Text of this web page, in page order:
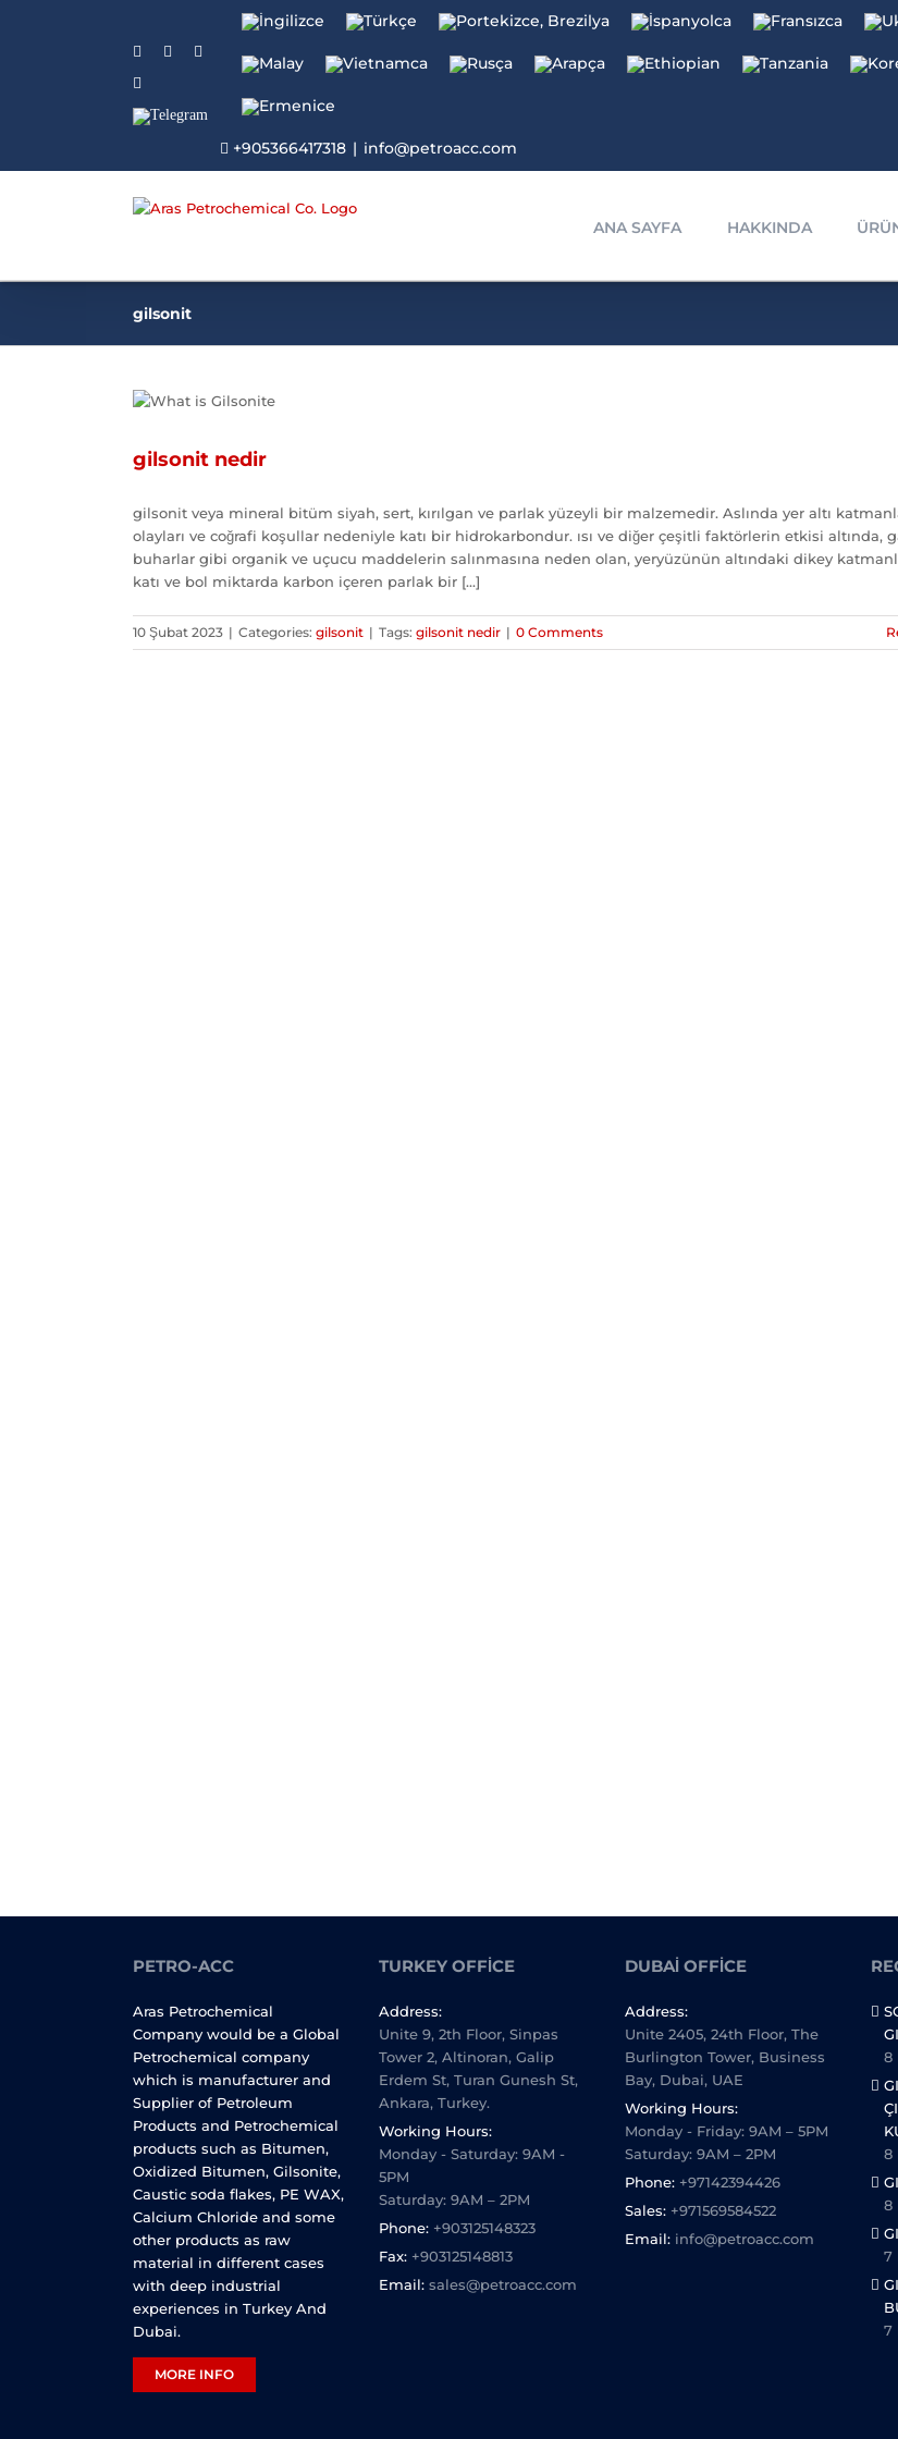
Facebook
Twitter
Telegram
+905366417318 | info@petroacc.com
ANA SAYFA HAKKINDA
gilsonit
gilsonit nedir
gilsonit veya mineral bitüm siyah, sert, kırılgan ve parlak yüzeyli bir malzemedir. Aslında yer altı
olayları ve coğrafi koşullar nedeniyle katı bir hidrokarbondur. ısı ve diğer çeşitli faktörlerin etkisi altında,
buharlar gibi organik ve uçucu maddelerin salınmasına neden olan, yeryüzünün altındaki dikey
katı ve bol miktarda karbon içeren parlak bir [...]
10 Şubat 2023 | Categories: gilsonit | Tags: gilsonit nedir | 0 Comments
PETRO-ACC
Aras Petrochemical
Company would be a Global
Petrochemical company
which is manufacturer and
Supplier of Petroleum
Products and Petrochemical
products such as Bitumen,
Oxidized Bitumen, Gilsonite,
Caustic soda flakes, PE WAX,
Calcium Chloride and some
other products as raw
material in different cases
with deep industrial
experiences in Turkey And
Dubai.
MORE INFO
TURKEY OFFICE
Address:
Unite 9, 2th Floor, Sinpas
Tower 2, Altinoran, Galip
Erdem St, Turan Gunesh St,
Ankara, Turkey.
Working Hours:
Monday - Saturday: 9AM -
5PM
Saturday: 9AM – 2PM
Phone: +903125148323
Fax: +903125148813
Email: sales@petroacc.com
DUBAI OFFICE
Address:
Unite 2405, 24th Floor, The
Burlington Tower, Business
Bay, Dubai, UAE
Working Hours:
Monday - Friday: 9AM – 5PM
Saturday: 9AM – 2PM
Phone: +97142394426
Sales: +971569584522
Email: info@petroacc.com
8
8
8
7
7